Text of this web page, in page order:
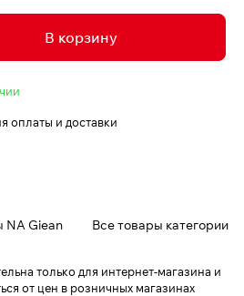
В корзину
оплаты и доставки
NA Giean Все товары категории
только для интернет-магазина и
от цен в розничных магазинах